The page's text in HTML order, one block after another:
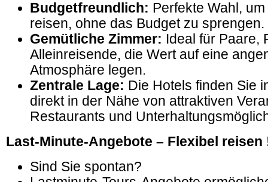
Budgetfreundlich: Perfekte Wahl,
reisen, ohne das Budget zu sprengen.
Gemütliche Zimmer: Ideal für Paare,
Alleinreisende, die Wert auf eine
Atmosphäre legen.
Zentrale Lage: Die Hotels finden Sie
direkt in der Nähe von attraktiven
Restaurants und
Last-Minute-Angebote – Flexibel reisen
Sind Sie spontan?